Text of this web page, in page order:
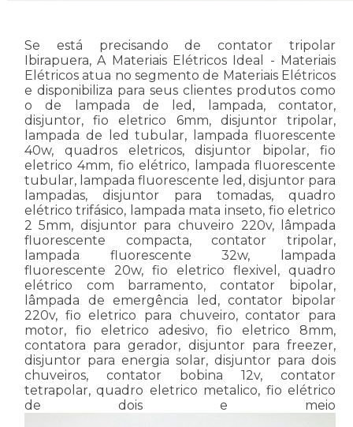
Se está precisando de contator tripolar
Ibirapuera, A Materiais Elétricos Ideal - Materiais
Elétricos atua no segmento de Materiais Elétricos
e disponibiliza para seus clientes produtos como
o de lampada de led, lampada, contator,
disjuntor, fio eletrico 6mm, disjuntor tripolar,
lampada de led tubular, lampada fluorescente
40w, quadros eletricos, disjuntor bipolar, fio
eletrico 4mm, fio elétrico, lampada fluorescente
tubular, lampada fluorescente led, disjuntor para
lampadas, disjuntor para tomadas, quadro
elétrico trifásico, lampada mata inseto, fio eletrico
2 5mm, disjuntor para chuveiro 220v, lâmpada
fluorescente compacta, contator tripolar,
lampada fluorescente 32w, lampada
fluorescente 20w, fio eletrico flexivel, quadro
elétrico com barramento, contator bipolar,
lâmpada de emergência led, contator bipolar
220v, fio eletrico para chuveiro, contator para
motor, fio eletrico adesivo, fio eletrico 8mm,
contatora para gerador, disjuntor para freezer,
disjuntor para energia solar, disjuntor para dois
chuveiros, contator bobina 12v, contator
tetrapolar, quadro eletrico metalico, fio elétrico
de dois e meio